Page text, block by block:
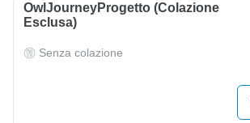
OwlJourneyProgetto (colazione
Esclusa)
Senza colazione